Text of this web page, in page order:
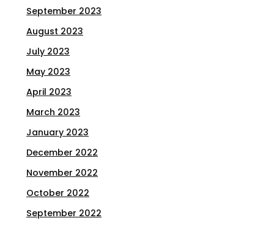
September 2023
August 2023
July 2023
May 2023
April 2023
March 2023
January 2023
December 2022
November 2022
October 2022
September 2022